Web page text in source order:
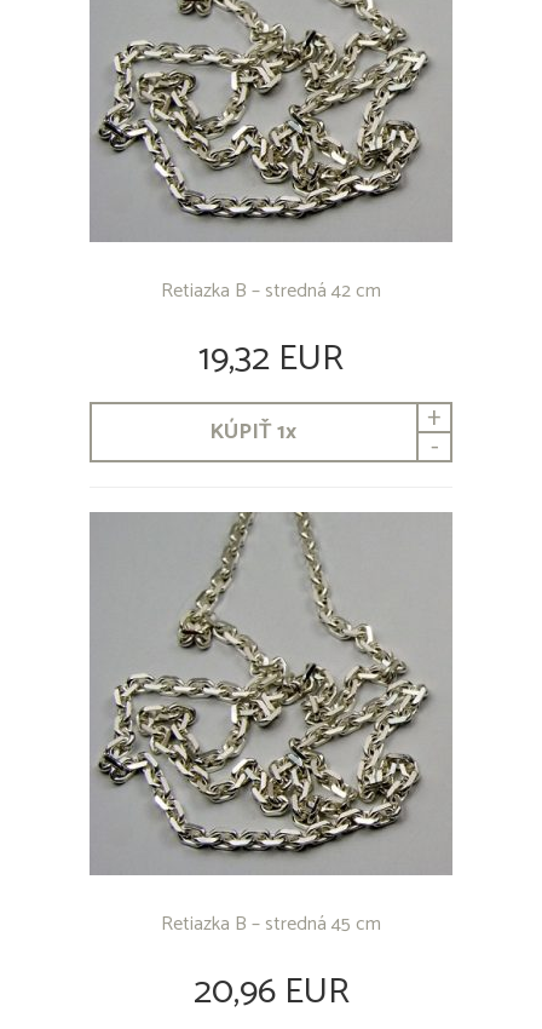
Retiazka B – stredná 42 cm
19,32 EUR
KÚPIŤ1x +
-
Retiazka B – stredná 45 cm
20,96 EUR